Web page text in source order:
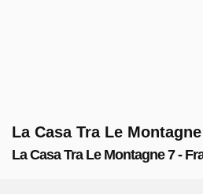
La Casa Tra Le
La Casa Tra Le Montagne 7 -